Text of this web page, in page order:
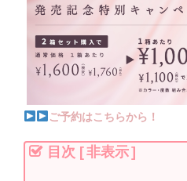
ご予約はこちらから！
目次 [非表示]